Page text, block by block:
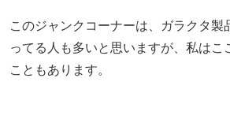
このジャンクコーナーは、ガラクタ製
ってる人も多いと思いますが、私はこ
こともあります。